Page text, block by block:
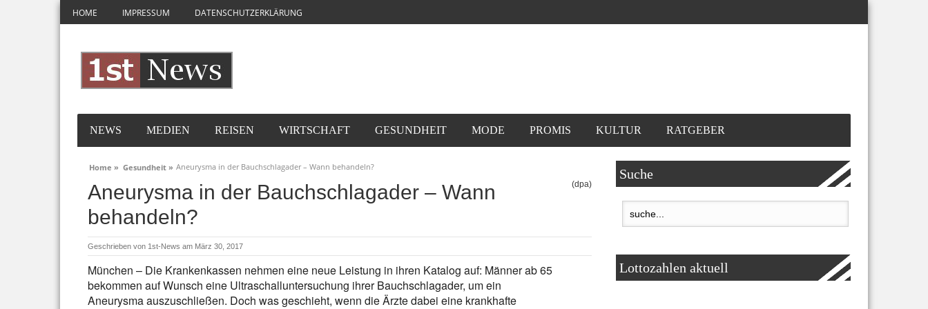
HOME IMPRESSUM DATENSCHUTZERKLÄRUNG
NEWS MEDIEN REISEN WIRTSCHAFT GESUNDHEIT MODE PROMIS KULTUR RATGEBER
Home » Gesundheit » Aneurysma in der Bauchschlagader – Wann behandeln?
Aneurysma in der Bauchschlagader – Wann
behandeln?
(dpa)
Geschrieben von 1st-News am März 30, 2017
München – Die Krankenkassen nehmen eine neue Leistung in ihren Katalog auf: Männer ab 65
bekommen auf Wunsch eine Ultraschalluntersuchung ihrer Bauchschlagader, um ein
Aneurysma auszuschließen. Doch was geschieht, wenn die Ärzte dabei eine krankhafte
Suche
Lottozahlen aktuell